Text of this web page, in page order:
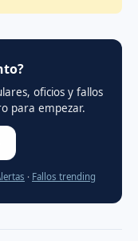
oficios y fallos
para empezar.
· Fallos trending